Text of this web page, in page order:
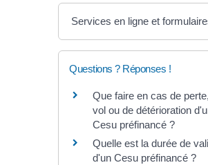
Services en ligne et
Questions ? Réponses !
Que faire en cas de
vol ou de détérioration
Cesu préfinancé ?
Quelle est la durée de
d'un Cesu préfinancé ?